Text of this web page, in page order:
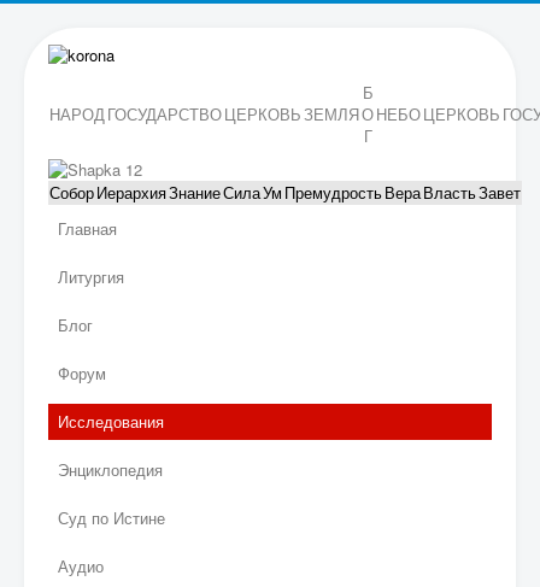
НАРОДГОСУДАРСТВОЦЕРКОВЬЗЕМЛЯ
Б
О
Г
НЕБОЦЕРКОВЬ
СоборИерархияЗнаниеСилаУм ПремудростьВераВластьЗавет
Главная
Литургия
Блог
Форум
Исследования
Энциклопедия
Суд по Истине
Аудио